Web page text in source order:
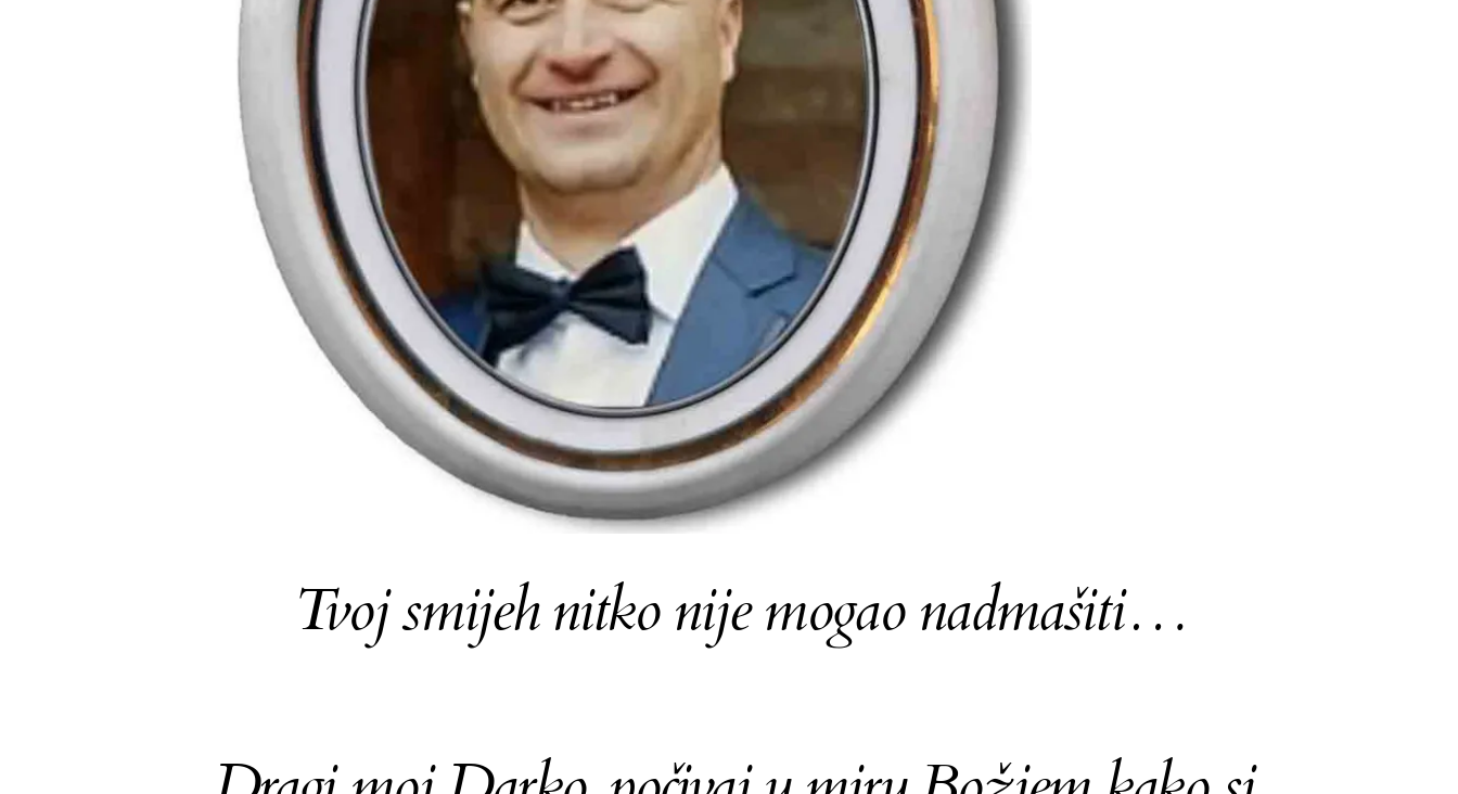
Tvoj smijeh nitko nije mogao nadmašiti…